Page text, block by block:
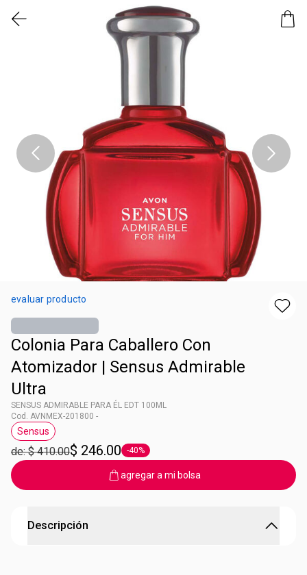
evaluar producto
Colonia Para Caballero Con
Atomizador | Sensus Admirable
Ultra
SENSUS ADMIRABLE PARA ÉL EDT 100ML
Cod. AVNMEX-201800 -
Etiqueta Sensus
Sensus
de: $ 410.00$ 246.00 Etiqueta -40%
-40%
agregar a mi bolsa
Descripción